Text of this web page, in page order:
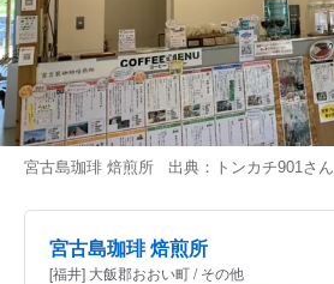
宮古島珈琲 焙煎所 出典： トンカチ901さん
宮古島珈琲 焙煎所
[福井] 大飯郡おおい町 / その他